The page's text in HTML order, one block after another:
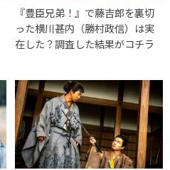
『豊臣兄弟！』で藤吉郎を裏切
った横川甚内（勝村政信）は実
在した？調査した結果がコチラ